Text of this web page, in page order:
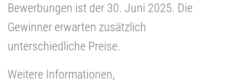
Bewerbungen ist der 30. Juni 2025. Die
Gewinner erwarten zusätzlich
unterschiedliche Preise.
Weitere Informationen,